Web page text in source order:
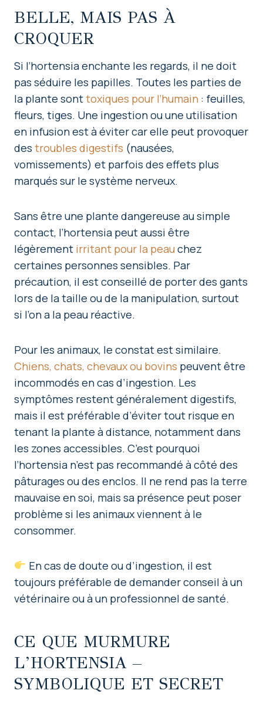
BELLE, MAIS PAS À
CROQUER
Si l’hortensia enchante les regards, il ne doit
pas séduire les papilles. Toutes les parties de
la plante sonttoxiques pour l’humain : feuilles,
fleurs, tiges. Une ingestion ou une utilisation
en infusion est à éviter car elle peut provoquer
des troubles digestifs (nausées,
vomissements) et parfois des effets plus
marqués sur le système nerveux.
Sans être une plante dangereuse au simple
contact, l’hortensia peut aussi être
légèrement irritant pour la peau chez
certaines personnes sensibles. Par
précaution, il est conseillé de porter des gants
lors de la taille ou de la manipulation, surtout
si l’on a la peau réactive.
Pour les animaux, le constat est similaire.
Chiens, chats, chevaux ou bovins peuvent être
incommodés en cas d’ingestion. Les
symptômes restent généralement digestifs,
mais il est préférable d’éviter tout risque en
tenant la plante à distance, notamment dans
les zones accessibles. C’est pourquoi
l’hortensia n’est pas recommandé à côté des
pâturages ou des enclos. Il ne rend pas la terre
mauvaise en soi, mais sa présence peut poser
problème si les animaux viennent à le
consommer.
En cas de doute ou d’ingestion, il est
toujours préférable de demander conseil à un
vétérinaire ou à un professionnel de santé.
CE QUE MURMURE
L’HORTENSIA –
SYMBOLIQUE ET SECRET